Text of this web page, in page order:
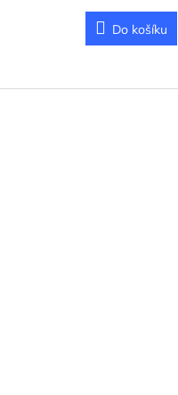
Do košíku